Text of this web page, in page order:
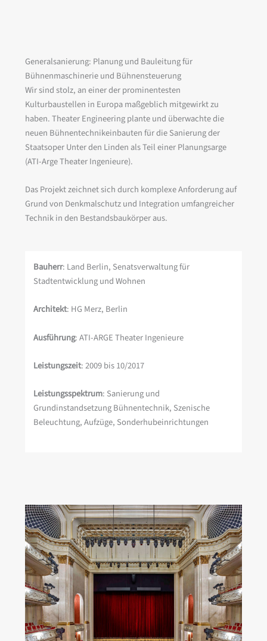
Generalsanierung: Planung und Bauleitung für
Bühnenmaschinerie und Bühnensteuerung
Wir sind stolz, an einer der prominentesten
Kulturbaustellen in Europa maßgeblich mitgewirkt zu
haben. Theater Engineering plante und überwachte die
neuen Bühnentechnikeinbauten für die Sanierung der
Staatsoper Unter den Linden als Teil einer Planungsarge
(ATI-Arge Theater Ingenieure).
Das Projekt zeichnet sich durch komplexe Anforderung auf
Grund von Denkmalschutz und Integration umfangreicher
Technik in den Bestandsbaukörper aus.
Bauherr: Land Berlin, Senatsverwaltung für
Stadtentwicklung und Wohnen
Architekt: HG Merz, Berlin
Ausführung: ATI-ARGE Theater Ingenieure
Leistungszeit: 2009 bis 10/2017
Leistungsspektrum: Sanierung und
Grundinstandsetzung Bühnentechnik, Szenische
Beleuchtung, Aufzüge, Sonderhubeinrichtungen